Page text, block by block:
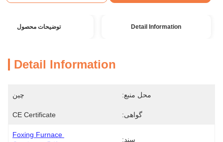
Detail Information توضیحات محصول
Detail Information
محل منبع: چین
گواهی: CE Certificate
سند:
Foxing Furnace